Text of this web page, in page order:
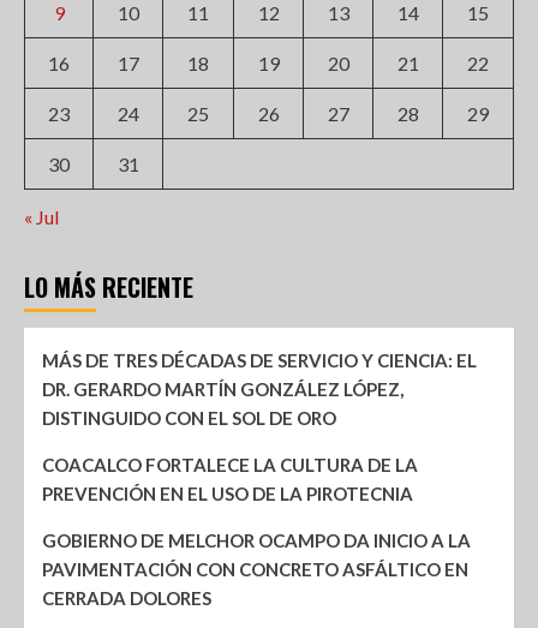
9 10 11 12 13 14 15
16 17 18 19 20 21 22
23 24 25 26 27 28 29
30 31
« Jul
LO MÁS RECIENTE
MÁS DE TRES DÉCADAS DE SERVICIO Y CIENCIA: EL
DR. GERARDO MARTÍN GONZÁLEZ LÓPEZ,
DISTINGUIDO CON EL SOL DE ORO
COACALCO FORTALECE LA CULTURA DE LA
PREVENCIÓN EN EL USO DE LA PIROTECNIA
GOBIERNO DE MELCHOR OCAMPO DA INICIO A LA
PAVIMENTACIÓN CON CONCRETO ASFÁLTICO EN
CERRADA DOLORES